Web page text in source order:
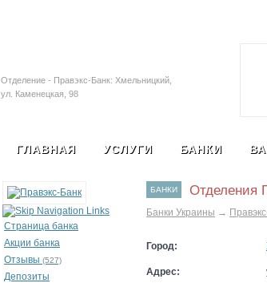
Отделение - Правэкс-Банк: Хмельницкий,
ул. Каменецкая, 98
ГЛАВНАЯ УСЛУГИ БАНКИ
Страница банка
Акции банка
Отзывы (527)
Депозиты
БАНКИ Отделения
Банки Украины →
Город:
Адрес: